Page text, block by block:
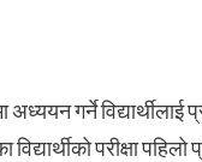
गर्ने
परीक्षा पहिलो